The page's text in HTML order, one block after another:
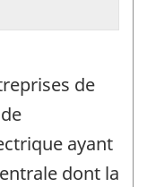
de
ayant
dont la